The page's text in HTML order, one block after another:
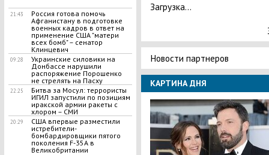
21:43
Россия готова помочь
Афганистану в подготовке
военных кадров в ответ на
применение США "матери
всех бомб" – сенатор
Клинцевич
09:28
Украинские силовики на
Донбассе нарушили
распоряжение Порошенко
не стрелять на Пасху
22:25
Битва за Мосул: террористы
ИГИЛ запустили по позициям
иракской армии ракеты с
хлором – СМИ
20:29
США впервые разместили
истребители-
бомбардировщики пятого
поколения F-35A в
Великобритании
Загрузка...
Новости партнеров
КАРТИНА ДНЯ